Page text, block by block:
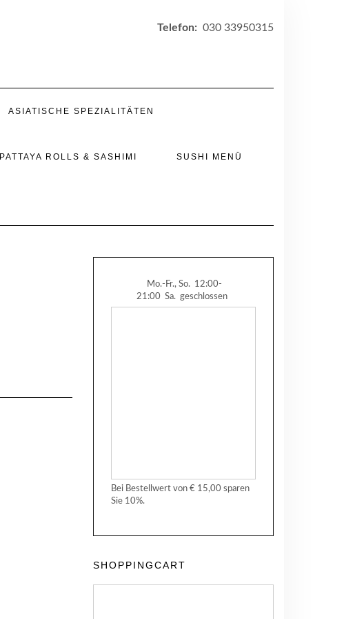
Telefon: 030 33950315
ASIATISCHE SPEZIALITÄTEN
PATTAYA ROLLS & SASHIMI SUSHI MENÜ
Mo.-Fr., So. 12:00-
21:00 Sa. geschlossen
Bei Bestellwert von € 15,00 sparen
Sie 10%.
SHOPPINGCART